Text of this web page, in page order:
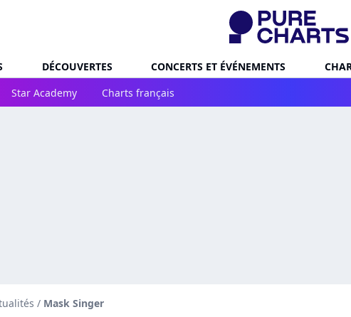
DÉCOUVERTES CONCERTS ET ÉVÉNEMENTS
Star Academy Charts français
/ Mask Singer